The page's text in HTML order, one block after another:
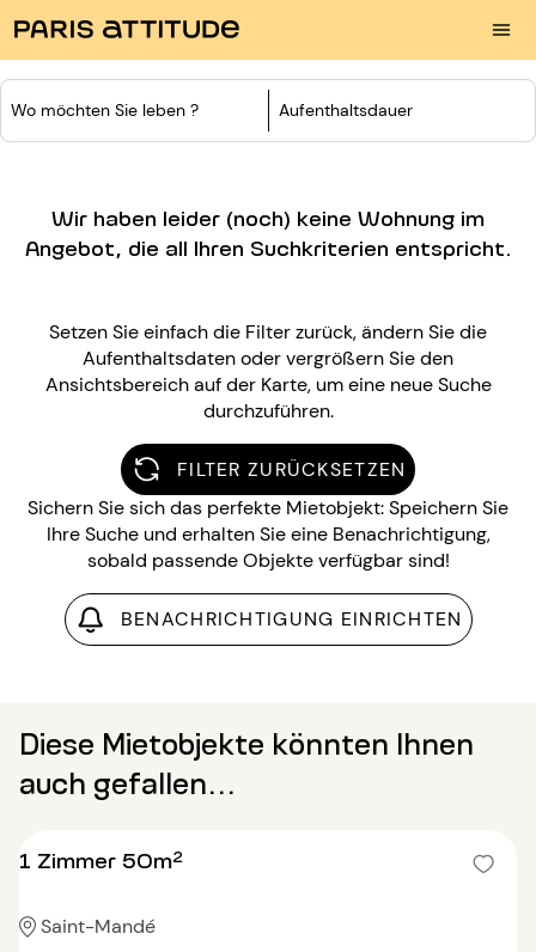
Wo möchten Sie leben ? Aufenthaltsdauer
Wir haben leider (noch) keine Wohnung im
Angebot, die all Ihren Suchkriterien entspricht.
Setzen Sie einfach die Filter zurück, ändern Sie die
Aufenthaltsdaten oder vergrößern Sie den
Ansichtsbereich auf der Karte, um eine neue Suche
durchzuführen.
FILTER ZURÜCKSETZEN
Sichern Sie sich das perfekte Mietobjekt: Speichern Sie
Ihre Suche und erhalten Sie eine Benachrichtigung,
sobald passende Objekte verfügbar sind!
BENACHRICHTIGUNG EINRICHTEN
Diese Mietobjekte könnten Ihnen
auch gefallen...
1 Zimmer 50m²
Saint-Mandé